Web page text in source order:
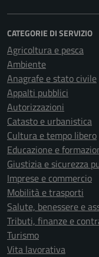
CATEGORIE DI SERVIZIO
Agricoltura e pesca
Ambiente
Anagrafe e stato civile
Appalti pubblici
Autorizzazioni
Catasto e urbanistica
Cultura e tempo libero
Educazione e
Giustizia e sicurezza
Imprese e commercio
Mobilità e trasporti
Salute, benessere e
Tributi, finanze e
Turismo
Vita lavorativa